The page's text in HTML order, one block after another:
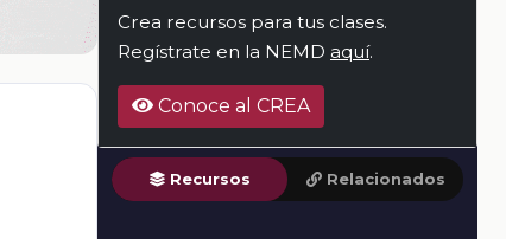
Crea recursos para tus clases.
Regístrate en la NEMD aquí.
Conoce al CREA
Recursos Relacionados